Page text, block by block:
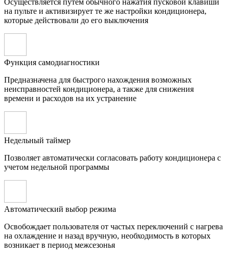
на пульте и активизирует те же настройки кондиционера,
которые действовали до его выключения
Функция самодиагностики
Предназначена для быстрого нахождения возможных
неисправностей кондиционера, а также для снижения
времени и расходов на их устранение
Недельный таймер
Позволяет автоматически согласовать работу кондиционера с
учетом недельной программы
Автоматический выбор режима
Освобождает пользователя от частых переключений с нагрева
на охлаждение и назад вручную, необходимость в которых
возникает в период межсезонья